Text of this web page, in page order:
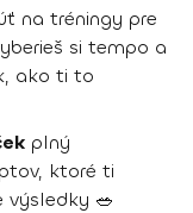
na tréningy pre
si tempo a
ako ti to
plný
ktoré ti
výsledky 🥗